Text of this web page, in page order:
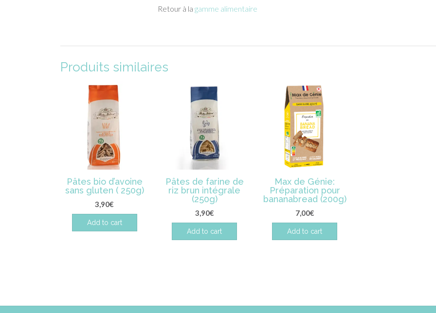
Retour à lagamme alimentaire
Produits similaires
Pâtes bio d’avoine
sans gluten ( 250g)
3,90€
Add to cart
Pâtes de farine de
riz brun intégrale
(250g)
3,90€
Add to cart
Max de Génie:
Préparation pour
bananabread (200g)
7,00€
Add to cart